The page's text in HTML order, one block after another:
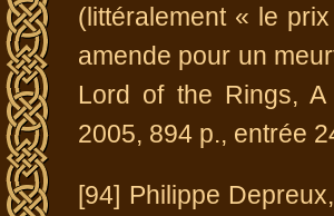
(littéralement « le
amende pour un
Lord of the Rings, A
2005, 894 p., entrée
[94] Philippe